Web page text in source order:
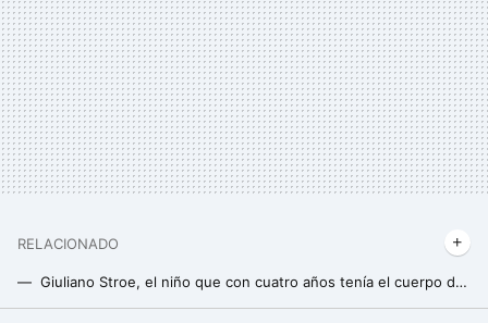
RELACIONADO
Giuliano Stroe, el niño que con cuatro años tenía el cuerpo de Arnold Schwarzenegger, luce y entrena así 15 años después